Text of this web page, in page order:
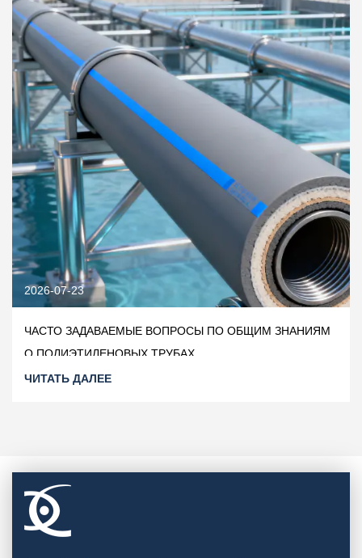
2026-07-23
ЧАСТО ЗАДАВАЕМЫЕ ВОПРОСЫ ПО ОБЩИМ ЗНАНИЯМ
О ПОЛИЭТИЛЕНОВЫХ ТРУБАХ
ЧИТАТЬ ДАЛЕЕ